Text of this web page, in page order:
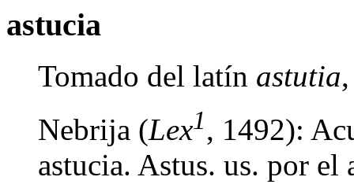
astucia
Tomado del latín astutia
Nebrija (Lex1, 1492):
astucia. Astus. us. por el